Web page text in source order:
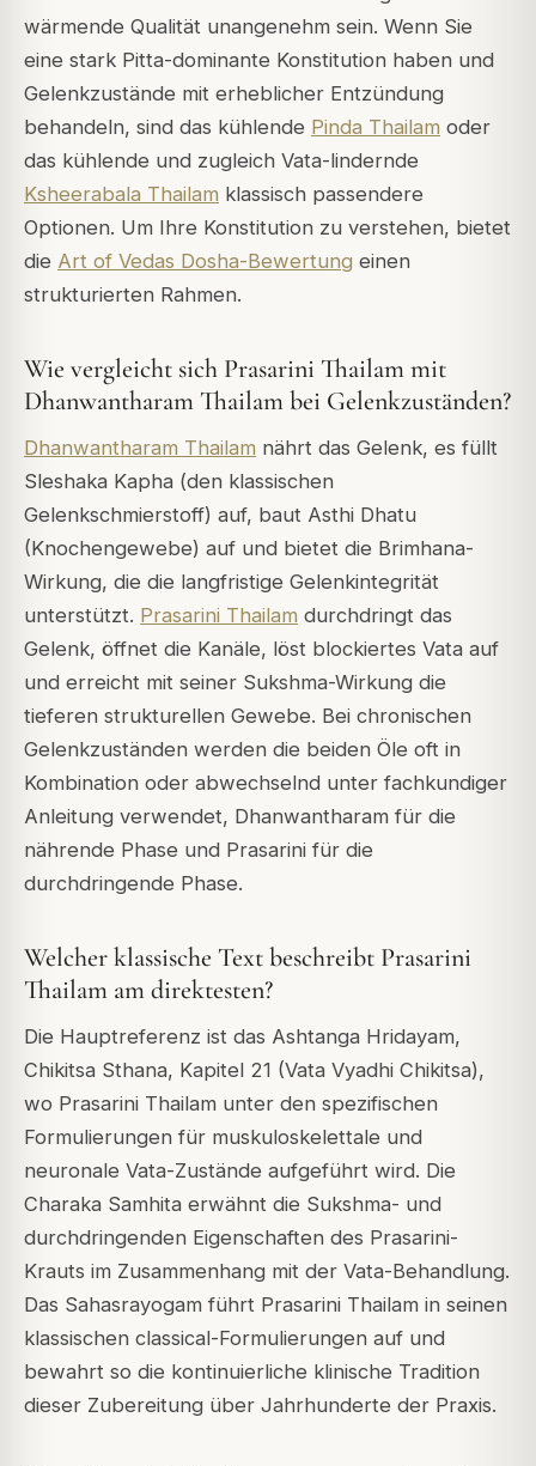
wärmende Qualität unangenehm sein. Wenn Sie
eine stark Pitta-dominante Konstitution haben und
Gelenkzustände mit erheblicher Entzündung
behandeln, sind das kühlende Pinda Thailam oder
das kühlende und zugleich Vata-lindernde
Ksheerabala Thailam klassisch passendere
Optionen. Um Ihre Konstitution zu verstehen, bietet
die Art of Vedas Dosha-Bewertung einen
strukturierten Rahmen.
Wie vergleicht sich Prasarini Thailam mit
Dhanwantharam Thailam bei Gelenkzuständen?
Dhanwantharam Thailam nährt das Gelenk, es füllt
Sleshaka Kapha (den klassischen
Gelenkschmierstoff) auf, baut Asthi Dhatu
(Knochengewebe) auf und bietet die Brimhana-
Wirkung, die die langfristige Gelenkintegrität
unterstützt. Prasarini Thailam durchdringt das
Gelenk, öffnet die Kanäle, löst blockiertes Vata auf
und erreicht mit seiner Sukshma-Wirkung die
tieferen strukturellen Gewebe. Bei chronischen
Gelenkzuständen werden die beiden Öle oft in
Kombination oder abwechselnd unter fachkundiger
Anleitung verwendet, Dhanwantharam für die
nährende Phase und Prasarini für die
durchdringende Phase.
Welcher klassische Text beschreibt Prasarini
Thailam am direktesten?
Die Hauptreferenz ist das Ashtanga Hridayam,
Chikitsa Sthana, Kapitel 21 (Vata Vyadhi Chikitsa),
wo Prasarini Thailam unter den spezifischen
Formulierungen für muskuloskelettale und
neuronale Vata-Zustände aufgeführt wird. Die
Charaka Samhita erwähnt die Sukshma- und
durchdringenden Eigenschaften des Prasarini-
Krauts im Zusammenhang mit der Vata-Behandlung.
Das Sahasrayogam führt Prasarini Thailam in seinen
klassischen classical-Formulierungen auf und
bewahrt so die kontinuierliche klinische Tradition
dieser Zubereitung über Jahrhunderte der Praxis.